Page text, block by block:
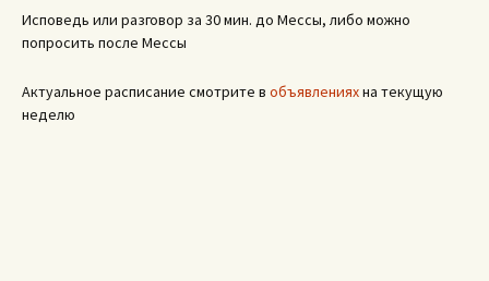
Исповедь или разговор за 30 мин. до Мессы, либо можно
попросить после Мессы
Актуальное расписание смотрите в объявленияхна текущую
неделю